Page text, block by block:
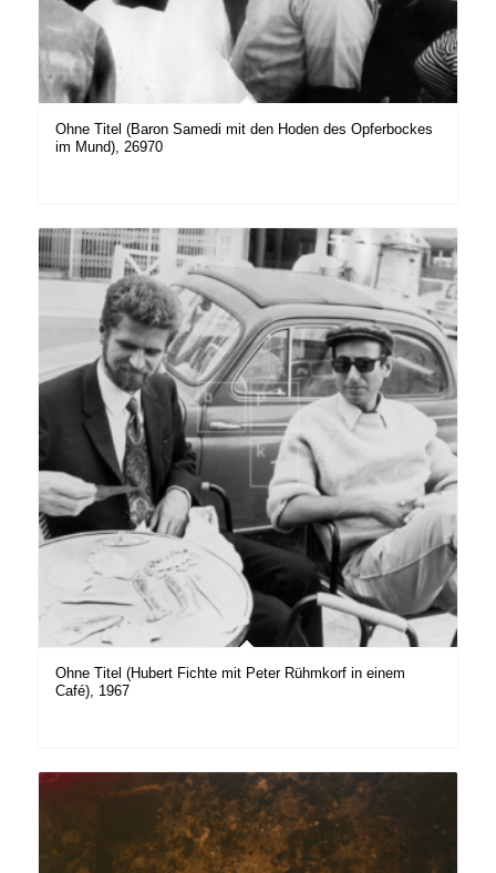
Ohne Titel (Baron Samedi mit den Hoden des Opferbockes
im Mund), 26970
Ohne Titel (Hubert Fichte mit Peter Rühmkorf in einem
Café), 1967